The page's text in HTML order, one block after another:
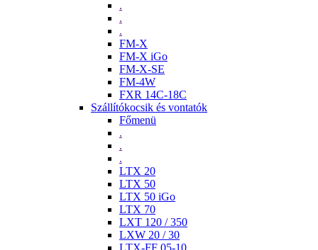
.
.
.
FM-X
FM-X iGo
FM-X-SE
FM-4W
FXR 14C-18C
Szállítókocsik és vontatók
Főmenü
.
.
.
LTX 20
LTX 50
LTX 50 iGo
LTX 70
LXT 120 / 350
LXW 20 / 30
LTX-FF 05-10